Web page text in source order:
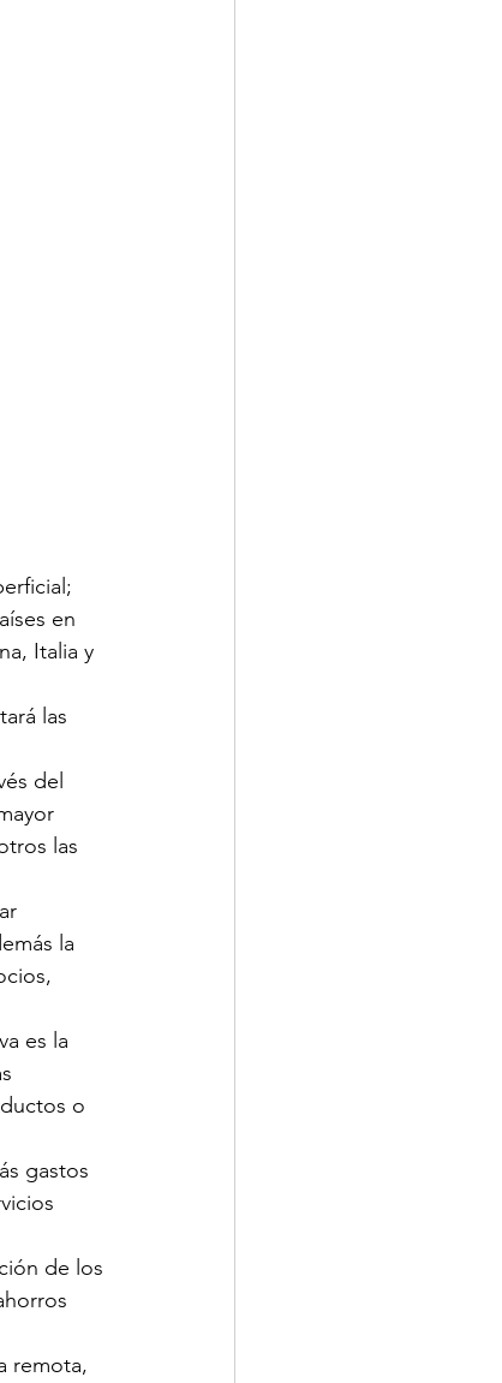
en
Italia y
las
del
las
la
es la
o
gastos
de los
remota,